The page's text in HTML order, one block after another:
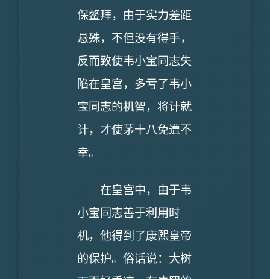
保鳌拜，由于实力差距
悬殊，不但没有得手，
反而致使韦小宝同志失
陷在皇宫，多亏了韦小
宝同志的机智，将计就
计，才使茅十八免遭不
幸。
在皇宫中，由于韦
小宝同志善于利用时
机，他得到了康熙皇帝
的保护。俗话说：大树